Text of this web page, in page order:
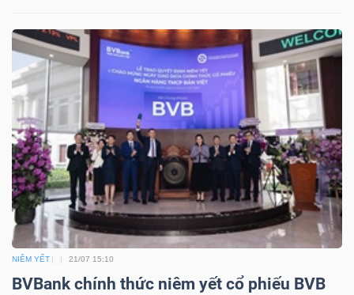
NIÊM YẾT 21/07 15:10
BVBank chính thức niêm yết cổ phiếu BVB
BẤT
ĐỘNG
SẢN
Mã
chứng
khoán
(-)
Tất cả Cổ phiếu Chỉ số Chứng chỉ quỹ Chứng